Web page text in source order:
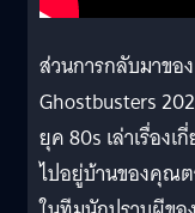
ส่วนการกลับมาของ
Ghostbusters
ยุค 80s เล่าเรื่อง
ไปอยู่บ้านของคุณ